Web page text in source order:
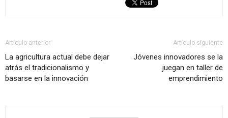
Artículo anterior
La agricultura actual debe dejar
atrás el tradicionalismo y
basarse en la innovación
Artículo siguiente
Jóvenes innovadores se la
juegan en taller de
emprendimiento